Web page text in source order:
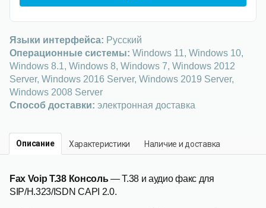
Языки интерфейса: Русский
Операционные системы: Windows 11, Windows 10,
Windows 8.1, Windows 8, Windows 7, Windows 2012
Server, Windows 2016 Server, Windows 2019 Server,
Windows 2008 Server
Способ доставки: электронная доставка
Описание Характеристики Наличие и доставка
Fax Voip T.38 Консоль— T.38 и аудио факс для
SIP/H.323/ISDN CAPI 2.0.